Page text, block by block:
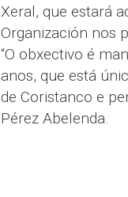
Xeral, que estará
Organización nos
“O obxectivo é
anos, que está
de Coristanco e
Pérez Abelenda.